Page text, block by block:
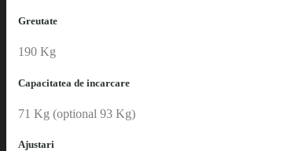
Greutate
190 Kg
Capacitatea de incarcare
71 Kg (optional 93 Kg)
Ajustari